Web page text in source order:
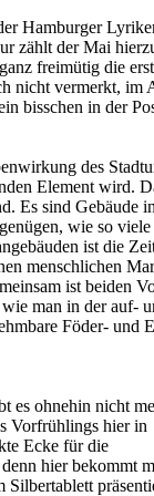
Hamburger
zählt der Mai
freimütig die
nicht vermerkt, im
in der
des
Element wird.
Es sind Gebäude
wie so
ist die
menschlichen
ist beiden
man in der auf-
Föder- und
es ohnehin nicht
Vorfrühlings hier in
Ecke für die
hier bekommt
Silbertablett